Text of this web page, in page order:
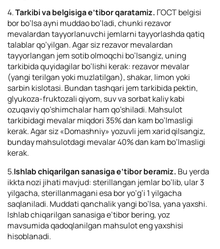
4.Tarkibi va belgisiga e’tibor qaratamiz. ГОСТ belgisi
bor bo’lsa ayni muddao bo’ladi, chunki rezavor
mevalardan tayyorlanuvchi jemlarni tayyorlashda qatiq
talablar qo’yilgan. Agar siz rezavor mevalardan
tayyorlangan jem sotib olmoqchi bo’lsangiz, uning
tarkibida quyidagilar bo’lishi kerak: rezavor mevalar
(yangi terilgan yoki muzlatilgan), shakar, limon yoki
sarbin kislotasi. Bundan tashqari jem tarkibida pektin,
glyukoza-fruktozali qiyom, suv va sorbat kaliy kabi
ozuqaviy qo’shimchalar ham qo’shiladi. Mahsulot
tarkibidagi mevalar miqdori 35% dan kam bo’lmasligi
kerak. Agar siz «Domashniy» yozuvli jem xarid qilsangiz,
bunday mahsulotdagi mevalar 40% dan kam bo’lmasligi
kerak.
5.Ishlab chiqarilgan sanasiga e’tibor beramiz. Bu yerda
ikkta nozi jihati mavjud: sterillangan jemlar bo’lib, ular 3
yilgacha, sterillanmagani esa bor yo’g’i 1 yilgacha
saqlaniladi. Muddati qanchalik yangi bo’lsa, yana yaxshi.
Ishlab chiqarilgan sanasiga e’tibor bering, yoz
mavsumida qadoqlanilgan mahsulot eng yaxshisi
hisoblanadi.